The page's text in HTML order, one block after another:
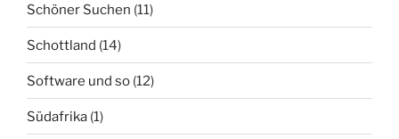
Schöner Suchen (11)
Schottland (14)
Software und so (12)
Südafrika (1)